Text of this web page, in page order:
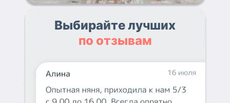
Выбирайте лучших
по отзывам